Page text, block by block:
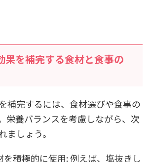
果を補完する食材と食事の
補完するには、食材選びや食事の
栄養バランスを考慮しながら、次
ましょう。
積極的に使用: 例えば、塩抜きし